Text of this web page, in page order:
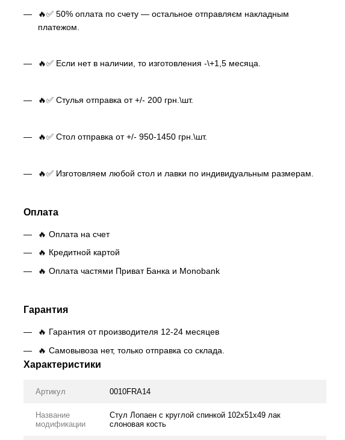
🔥✅ 50% оплата по счету — остальное отправляєм накладным
платежом.
🔥✅ Если нет в наличии, то изготовления -\+1,5 месяца.
🔥✅ Стулья отправка от +/- 200 грн.\шт.
🔥✅ Стол отправка от +/- 950-1450 грн.\шт.
🔥✅ Изготовляем любой стол и лавки по индивидуальным размерам.
Оплата
🔥 Оплата на счет
🔥 Кредитной картой
🔥 Оплата частями Приват Банка и Monobank
Гарантия
🔥 Гарантия от производителя 12-24 месяцев
🔥 Самовывоза нет, только отправка со склада.
Характеристики
Артикул 0010FRA14
Название
модификации
Стул Лопаен с круглой спинкой 102х51х49 лак
слоновая кость